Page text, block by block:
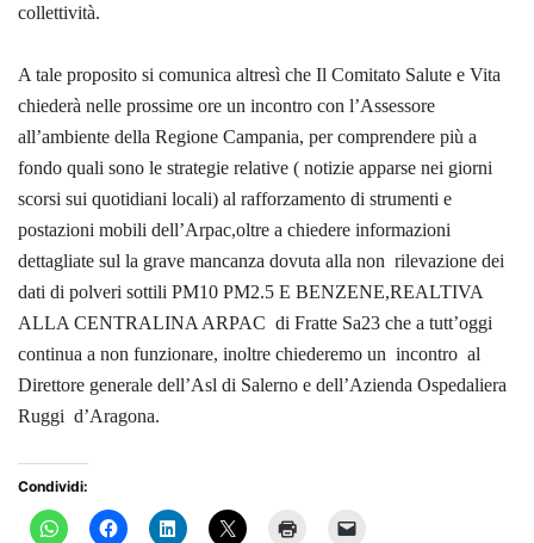
collettività.
A tale proposito si comunica altresì che Il Comitato Salute e Vita
chiederà nelle prossime ore un incontro con l’Assessore
all’ambiente della Regione Campania, per comprendere più a
fondo quali sono le strategie relative ( notizie apparse nei giorni
scorsi sui quotidiani locali) al rafforzamento di strumenti e
postazioni mobili dell’Arpac,oltre a chiedere informazioni
dettagliate sul la grave mancanza dovuta alla non rilevazione dei
dati di polveri sottili PM10 PM2.5 E BENZENE,REALTIVA
ALLA CENTRALINA ARPAC di Fratte Sa23 che a tutt’oggi
continua a non funzionare, inoltre chiederemo un incontro al
Direttore generale dell’Asl di Salerno e dell’Azienda Ospedaliera
Ruggi d’Aragona.
Condividi: